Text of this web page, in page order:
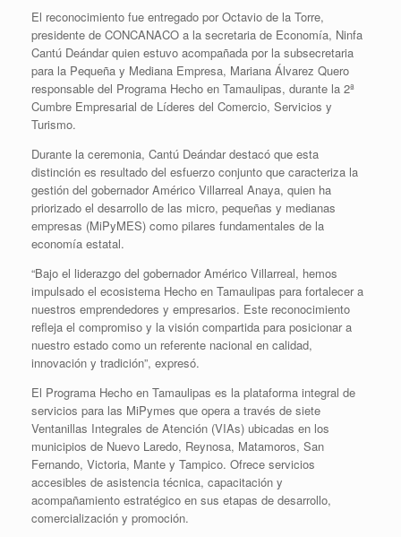
El reconocimiento fue entregado por Octavio de la Torre,
presidente de CONCANACO a la secretaria de Economía, Ninfa
Cantú Deándar quien estuvo acompañada por la subsecretaria
para la Pequeña y Mediana Empresa, Mariana Álvarez Quero
responsable del Programa Hecho en Tamaulipas, durante la 2ª
Cumbre Empresarial de Líderes del Comercio, Servicios y
Turismo.
Durante la ceremonia, Cantú Deándar destacó que esta
distinción es resultado del esfuerzo conjunto que caracteriza la
gestión del gobernador Américo Villarreal Anaya, quien ha
priorizado el desarrollo de las micro, pequeñas y medianas
empresas (MiPyMES) como pilares fundamentales de la
economía estatal.
“Bajo el liderazgo del gobernador Américo Villarreal, hemos
impulsado el ecosistema Hecho en Tamaulipas para fortalecer a
nuestros emprendedores y empresarios. Este reconocimiento
refleja el compromiso y la visión compartida para posicionar a
nuestro estado como un referente nacional en calidad,
innovación y tradición”, expresó.
El Programa Hecho en Tamaulipas es la plataforma integral de
servicios para las MiPymes que opera a través de siete
Ventanillas Integrales de Atención (VIAs) ubicadas en los
municipios de Nuevo Laredo, Reynosa, Matamoros, San
Fernando, Victoria, Mante y Tampico. Ofrece servicios
accesibles de asistencia técnica, capacitación y
acompañamiento estratégico en sus etapas de desarrollo,
comercialización y promoción.